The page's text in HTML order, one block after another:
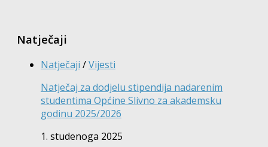
Natječaji
Natječaji /Vijesti
Natječaj za dodjelu stipendija nadarenim
studentima Općine Slivno za akademsku
godinu 2025/2026
1. studenoga 2025